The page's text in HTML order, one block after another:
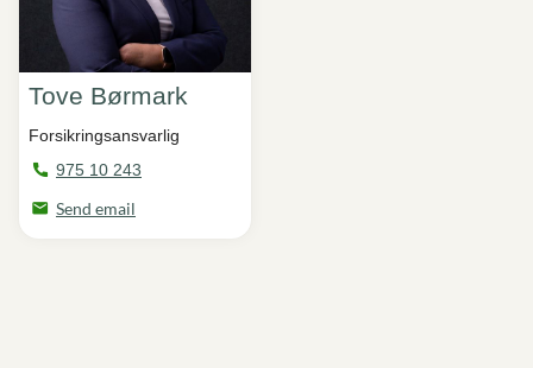
Tove Børmark
Forsikringsansvarlig
975 10 243
Send email